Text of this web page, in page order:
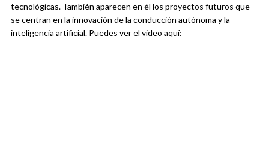
tecnológicas. También aparecen en él los proyectos futuros que
se centran en la innovación de la conducción autónoma y la
inteligencia artificial. Puedes ver el video aquí: